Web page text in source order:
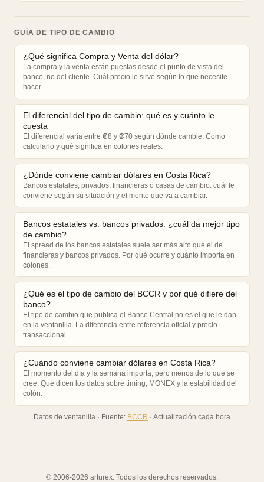
GUÍA DE TIPO DE CAMBIO
¿Qué significa Compra y Venta del dólar?
La compra y la venta están puestas desde el punto de vista del
banco, no del cliente. Cuál precio le sirve según lo que necesite
hacer.
El diferencial del tipo de cambio: qué es y cuánto le
cuesta
El diferencial varía entre ₡8 y ₡70 según dónde cambie. Cómo
calcularlo y qué significa en colones reales.
¿Dónde conviene cambiar dólares en Costa Rica?
Bancos estatales, privados, financieras o casas de cambio: cuál le
conviene según su situación y el monto que va a cambiar.
Bancos estatales vs. bancos privados: ¿cuál da mejor tipo
de cambio?
El spread de los bancos estatales suele ser más alto que el de
financieras y bancos privados. Por qué ocurre y cuánto importa en
colones.
¿Qué es el tipo de cambio del BCCR y por qué difiere del
banco?
El tipo de cambio que publica el Banco Central no es el que le dan
en la ventanilla. La diferencia entre referencia oficial y precio
transaccional.
¿Cuándo conviene cambiar dólares en Costa Rica?
El momento del día y la semana importa, pero menos de lo que se
cree. Qué dicen los datos sobre timing, MONEX y la estabilidad del
colón.
Datos de ventanilla · Fuente: BCCR · Actualización cada hora
© 2006-2026 arturex. Todos los derechos reservados.